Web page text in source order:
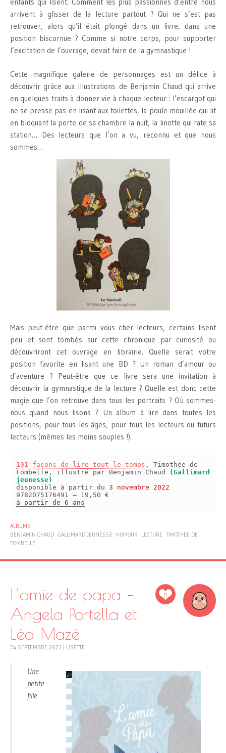
arrivent à glisser de la lecture partout ? Qui ne s’est pas
retrouver, alors qu’il était plongé dans un livre, dans une
position biscornue ? Comme si notre corps, pour supporter
l’excitation de l’ouvrage, devait faire de la gymnastique !
Cette magnifique galerie de personnages est un délice à
découvrir grâce aux illustrations de Benjamin Chaud qui arrive
en quelques traits à donner vie à chaque lecteur : l’escargot qui
ne se presse pas en lisant aux toilettes, la poule mouillée qui lit
en bloquant la porte de sa chambre la nuit, la linotte qui rate sa
station… Des lecteurs que l’on a vu, reconnu et que nous
sommes…
Mais peut-être que parmi vous cher lecteurs, certains lisent
peu et sont tombés sur cette chronique par curiosité ou
découvriront cet ouvrage en librairie. Quelle serait votre
position favorite en lisant une BD ? Un roman d’amour ou
d’aventure ? Peut-être que ce livre sera une invitation à
découvrir la gymnastique de la lecture ? Quelle est donc cette
magie que l’on retrouve dans tous les portraits ? Où sommes-
nous quand nous lisons ? Un album à lire dans toutes les
positions, pour tous les âges, pour tous les lecteurs ou futurs
lecteurs (mêmes les moins souples !).
101 façons de lire tout le temps , Timothée de
Fombelle, illustré par Benjamin Chaud
(Gallimard
jeunesse)
disponible à partir du 3 novembre 2022
9782075176491 – 19,50 €
à partir de 6 ans
ALBUMS
BENJAMIN CHAUD GALLIMARD JEUNESSE HUMOUR LECTURE TIMOTHÉE DE
FOMBELLE
0
L’amie de papa –
Angela Portella et
Léa Mazé
24 SEPTEMBRE 2022 LISETTE
Une
petite
fille